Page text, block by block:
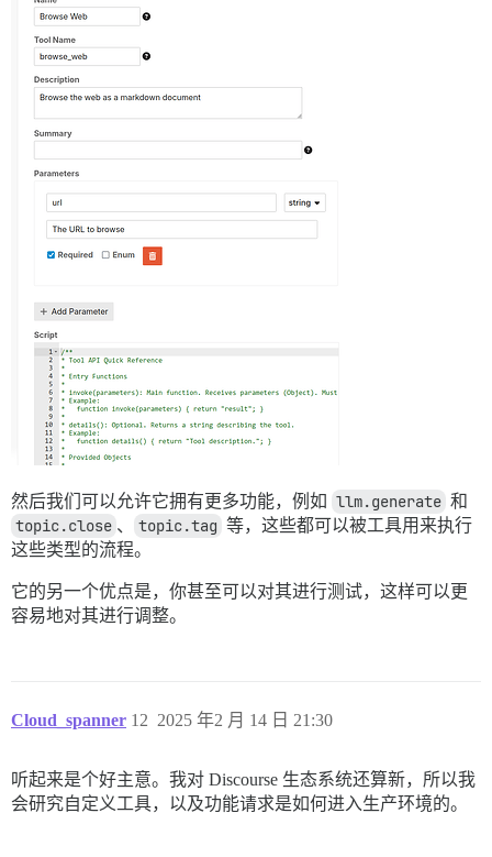
然后我们可以允许它拥有更多功能，例如 llm.generate 和
topic.close 、 topic.tag 等，这些都可以被工具用来执行
这些类型的流程。
它的另一个优点是，你甚至可以对其进行测试，这样可以更
容易地对其进行调整。
Cloud_spanner 2025 年2 月 14 日 21:30
12
听起来是个好主意。我对 Discourse 生态系统还算新，所以我
会研究自定义工具，以及功能请求是如何进入生产环境的。